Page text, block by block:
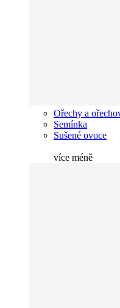
Ořechy a
Semínka
Sušené ovoce
více méně